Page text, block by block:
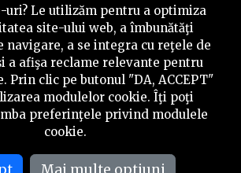
ovariană, puncția, FIV-ul propriu-zis și
Foto © Olena Pavlovich |
Dreamstime.com
premergătoare, cât și analizele care
cuplu, în funcție de complicațiile
înseamnă bani și stres în plus.
FIV trec dincolo de ajutorul
a treia etapă din proces, FIV-ul
uri? Le utilizăm pentru a optimiza
site-ului web, a îmbunătăţi
navigare, a se integra cu reţele de
a afişa reclame relevante pentru
Prin clic pe butonul "DA, ACCEPT"
modulelor cookie. Îţi poţi
preferinţele privind modulele
cookie.